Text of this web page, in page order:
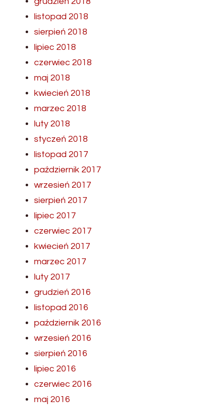
listopad 2018
sierpień 2018
lipiec 2018
czerwiec 2018
maj 2018
kwiecień 2018
marzec 2018
luty 2018
styczeń 2018
listopad 2017
październik 2017
wrzesień 2017
sierpień 2017
lipiec 2017
czerwiec 2017
kwiecień 2017
marzec 2017
luty 2017
grudzień 2016
listopad 2016
październik 2016
wrzesień 2016
sierpień 2016
lipiec 2016
czerwiec 2016
maj 2016